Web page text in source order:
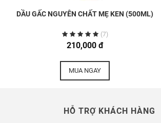
DẦU GẤC NGUYÊN CHẤT MẸ KEN (500ML)
(7)
210,000 đ
MUA NGAY
HỖ TRỢ KHÁCH HÀNG